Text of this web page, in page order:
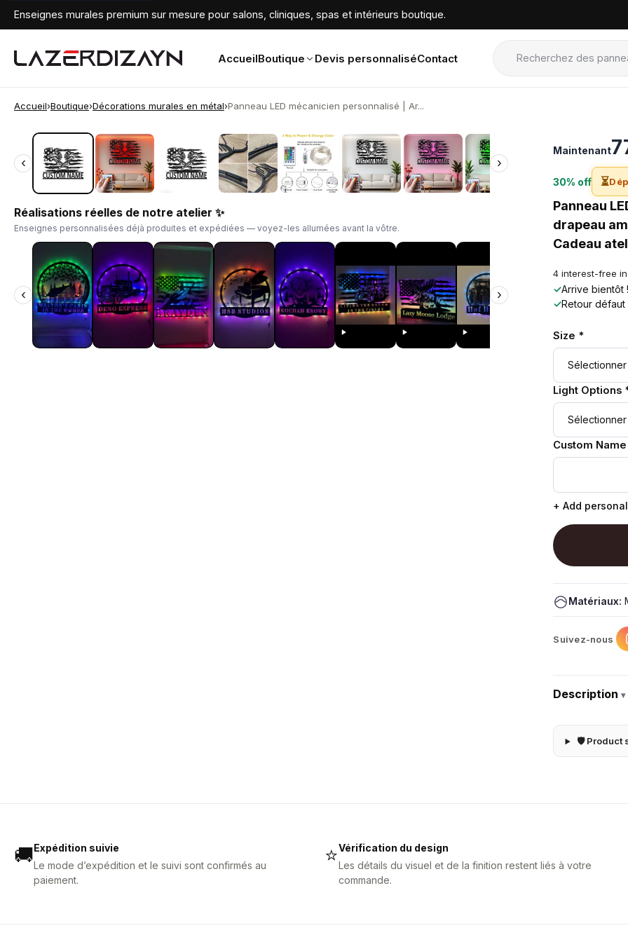
Enseignes murales premium sur mesure pour salons, cliniques, spas et intérieurs boutique.
AccueilBoutique Devis personnaliséContact
Accueil›Boutique›Décorations murales en métal›Panneau LED mécanicien personnalisé | Ar...
‹ ›
‹ ›
Réalisations réelles de notre atelier ✨
Enseignes personnalisées déjà produites et expédiées — voyez-les allumées avant la vôtre.
‹ ›
Maintenant
30% off ⏳
Panneau
drapeau
Cadeau
4 interest-free
✓Arrive bientôt
✓Retour
Size *
Light Options
Custom
+ Add
Matériaux:
Suivez-nous
Description▾
🛡 Product
🚚Expédition suivie
Le mode d’expédition et le suivi sont confirmés au
paiement.
⭐Vérification du design
Les détails du visuel et de la finition restent liés à votre
commande.